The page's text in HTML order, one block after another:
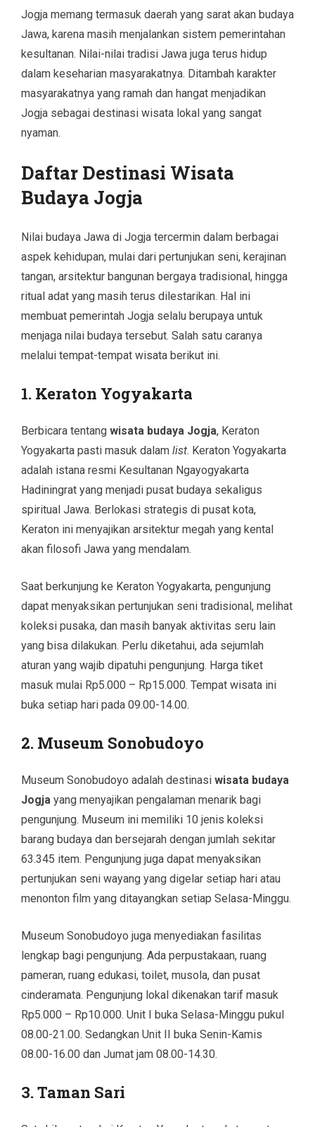
Jogja memang termasuk daerah yang sarat akan budaya
Jawa, karena masih menjalankan sistem pemerintahan
kesultanan. Nilai-nilai tradisi Jawa juga terus hidup
dalam keseharian masyarakatnya. Ditambah karakter
masyarakatnya yang ramah dan hangat menjadikan
Jogja sebagai destinasi wisata lokal yang sangat
nyaman.
Daftar Destinasi Wisata
Budaya Jogja
Nilai budaya Jawa di Jogja tercermin dalam berbagai
aspek kehidupan, mulai dari pertunjukan seni, kerajinan
tangan, arsitektur bangunan bergaya tradisional, hingga
ritual adat yang masih terus dilestarikan. Hal ini
membuat pemerintah Jogja selalu berupaya untuk
menjaga nilai budaya tersebut. Salah satu caranya
melalui tempat-tempat wisata berikut ini.
1. Keraton Yogyakarta
Berbicara tentang wisata budaya Jogja, Keraton
Yogyakarta pasti masuk dalam list. Keraton Yogyakarta
adalah istana resmi Kesultanan Ngayogyakarta
Hadiningrat yang menjadi pusat budaya sekaligus
spiritual Jawa. Berlokasi strategis di pusat kota,
Keraton ini menyajikan arsitektur megah yang kental
akan filosofi Jawa yang mendalam.
Saat berkunjung ke Keraton Yogyakarta, pengunjung
dapat menyaksikan pertunjukan seni tradisional, melihat
koleksi pusaka, dan masih banyak aktivitas seru lain
yang bisa dilakukan. Perlu diketahui, ada sejumlah
aturan yang wajib dipatuhi pengunjung. Harga tiket
masuk mulai Rp5.000 – Rp15.000. Tempat wisata ini
buka setiap hari pada 09.00-14.00.
2. Museum Sonobudoyo
Museum Sonobudoyo adalah destinasi wisata budaya
Jogja yang menyajikan pengalaman menarik bagi
pengunjung. Museum ini memiliki 10 jenis koleksi
barang budaya dan bersejarah dengan jumlah sekitar
63.345 item. Pengunjung juga dapat menyaksikan
pertunjukan seni wayang yang digelar setiap hari atau
menonton film yang ditayangkan setiap Selasa-Minggu.
Museum Sonobudoyo juga menyediakan fasilitas
lengkap bagi pengunjung. Ada perpustakaan, ruang
pameran, ruang edukasi, toilet, musola, dan pusat
cinderamata. Pengunjung lokal dikenakan tarif masuk
Rp5.000 – Rp10.000. Unit I buka Selasa-Minggu pukul
08.00-21.00. Sedangkan Unit II buka Senin-Kamis
08.00-16.00 dan Jumat jam 08.00-14.30.
3. Taman Sari